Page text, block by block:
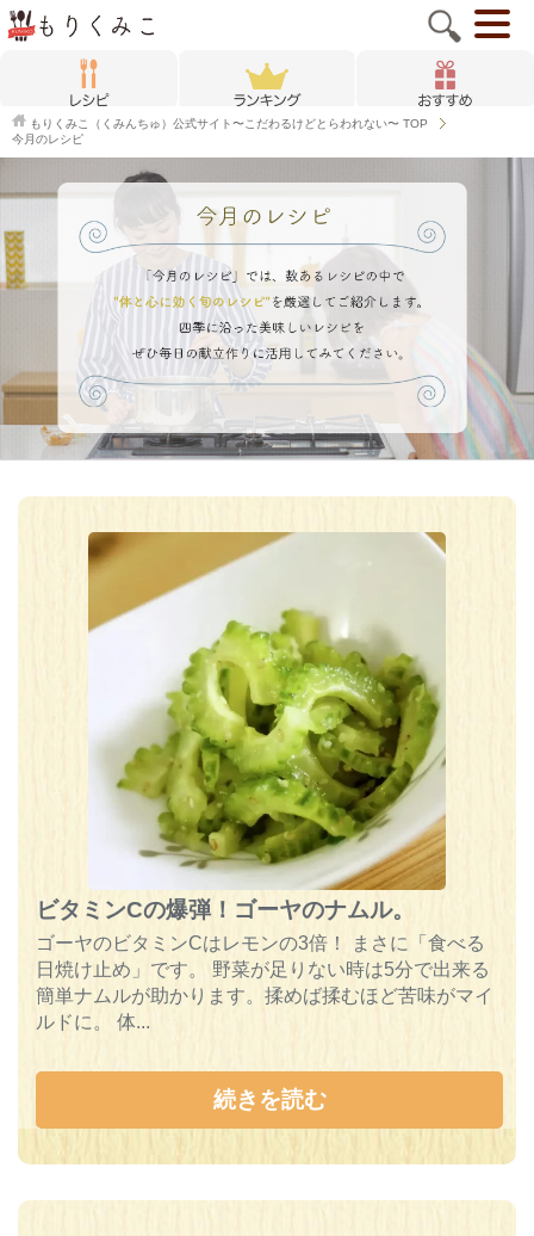
もりくみこ（くみんちゅ）公式サイト〜こだわるけどとらわれない〜 TOP
今月のレシピ
ビタミンCの爆弾！ゴーヤのナムル。
ゴーヤのビタミンCはレモンの3倍！ まさに「食べる
日焼け止め」です。 野菜が足りない時は5分で出来る
簡単ナムルが助かります。揉めば揉むほど苦味がマイ
ルドに。 体...
続きを読む